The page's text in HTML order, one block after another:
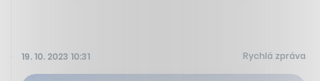
19. 10. 2023 10:31 Rychlá zpráva